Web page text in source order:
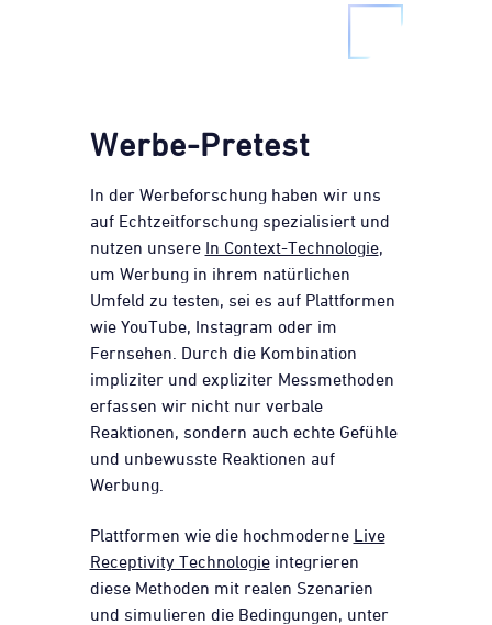
Werbe-Pretest
In der Werbeforschung haben wir uns
auf Echtzeitforschung spezialisiert und
nutzen unsere In Context-Technologie,
um Werbung in ihrem natürlichen
Umfeld zu testen, sei es auf Plattformen
wie YouTube, Instagram oder im
Fernsehen. Durch die Kombination
impliziter und expliziter Messmethoden
erfassen wir nicht nur verbale
Reaktionen, sondern auch echte Gefühle
und unbewusste Reaktionen auf
Werbung.
Plattformen wie die hochmoderne Live
Receptivity Technologieintegrieren
diese Methoden mit realen Szenarien
und simulieren die Bedingungen, unter